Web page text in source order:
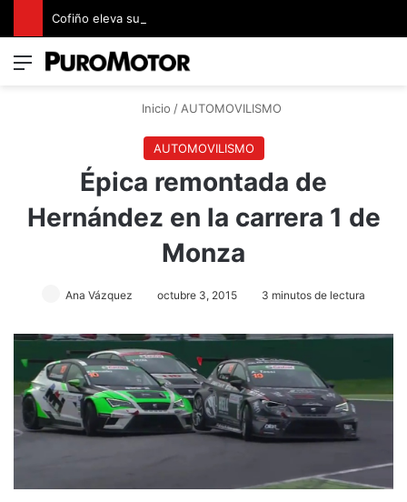
Menú
Inicio / AUTOMOVILISMO
AUTOMOVILISMO
Épica remontada de
Hernández en la carrera 1 de
Monza
Ana Vázquez octubre 3, 2015 3 minutos de lectura